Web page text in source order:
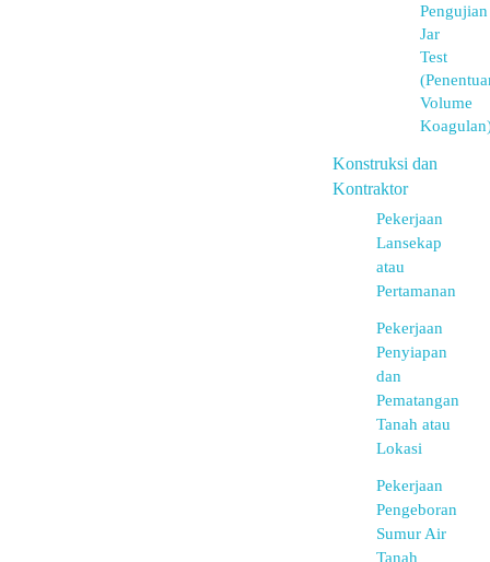
Pengujian
Jar
Test
Volume
Konstruksi dan
Kontraktor
Pekerjaan
Lansekap
atau
Pertamanan
Pekerjaan
Penyiapan
dan
Pematangan
Tanah atau
Lokasi
Pekerjaan
Pengeboran
Sumur Air
Tanah